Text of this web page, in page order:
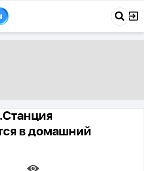
в домашний